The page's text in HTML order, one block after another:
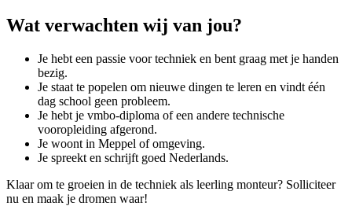
Wat verwachten wij van jou?
Je hebt een passie voor techniek en bent graag met je handen
bezig.
Je staat te popelen om nieuwe dingen te leren en vindt één
dag school geen probleem.
Je hebt je vmbo-diploma of een andere technische
vooropleiding afgerond.
Je woont in Meppel of omgeving.
Je spreekt en schrijft goed Nederlands.
Klaar om te groeien in de techniek als leerling monteur? Solliciteer
nu en maak je dromen waar!